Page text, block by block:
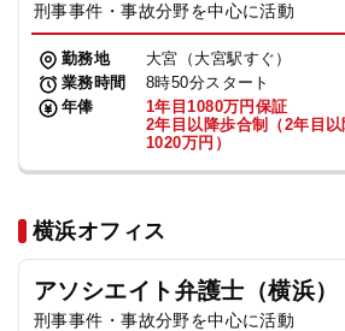
刑事事件・事故分野を中心に活動
勤務地
大宮（大宮駅すぐ）
業務時間
8時50分スタート
年俸
1年目1080万円保証
2年目以降歩合制（2年目
1020万円）
横浜オフィス
アソシエイト弁護士（横浜）
刑事事件・事故分野を中心に活動